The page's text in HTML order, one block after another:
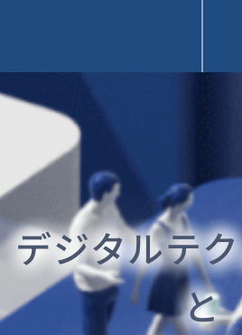
デジタルテ
と